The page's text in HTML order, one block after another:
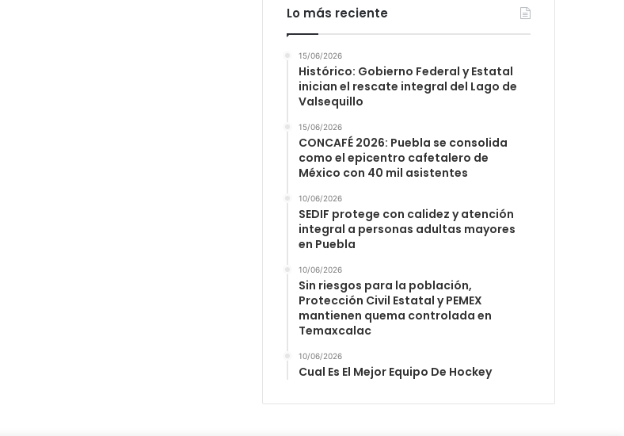
Lo más reciente
15/06/2026
Histórico: Gobierno Federal y Estatal
inician el rescate integral del Lago de
Valsequillo
15/06/2026
CONCAFÉ 2026: Puebla se consolida
como el epicentro cafetalero de
México con 40 mil asistentes
10/06/2026
SEDIF protege con calidez y atención
integral a personas adultas mayores
en Puebla
10/06/2026
Sin riesgos para la población,
Protección Civil Estatal y PEMEX
mantienen quema controlada en
Temaxcalac
10/06/2026
Cual Es El Mejor Equipo De Hockey